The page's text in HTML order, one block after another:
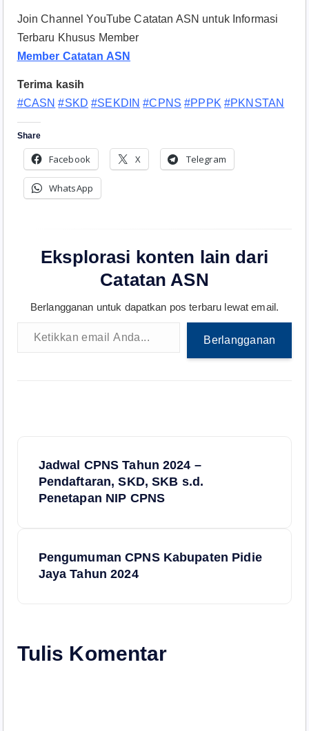
Join Channel YouTube Catatan ASN untuk Informasi
Terbaru Khusus Member
Member Catatan ASN
Terima kasih
#CASN #SKD #SEKDIN #CPNS #PPPK #PKNSTAN
Share
Facebook X Telegram
WhatsApp
Eksplorasi konten lain dari
Catatan ASN
Berlangganan untuk dapatkan pos terbaru lewat email.
Ketikkan email Anda...
Berlangganan
s
Jadwal CPNS Tahun 2024 –
Pendaftaran, SKD, SKB s.d.
Penetapan NIP CPNS
Pengumuman CPNS Kabupaten Pidie
Jaya Tahun 2024
Tulis Komentar